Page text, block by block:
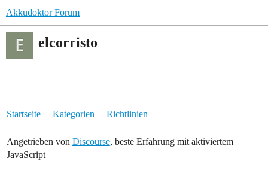
Akkudoktor Forum
elcorristo
Startseite Kategorien Richtlinien
Angetrieben von Discourse, beste Erfahrung mit aktiviertem
JavaScript